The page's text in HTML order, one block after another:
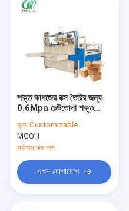
শক্ত কাগজের বক্স তৈরির জন্য
0.6Mpa ঢেউতোলা শক্ত
মূল্য:Customizable
MOQ:1
সর্বশেষ দাম পান
এখন যোগাযোগ